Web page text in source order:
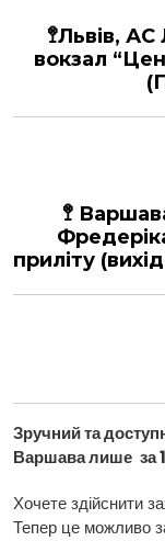
🚏Львів,
вокзал
🚏
приліту
Зручний та
Варшава лише за
Хочете здійснити
Тепер це можливо